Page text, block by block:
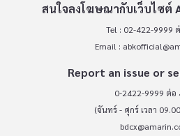
สนใจลงโฆษณากับเว็บไซต์
Tel : 02-422-9999
Email :
Report an issue or
0-2422-9999 ต่อ
(จันทร์ - ศุกร์ เวลา